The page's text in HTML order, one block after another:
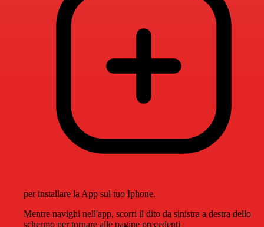
per installare la App sul tuo Iphone.
Mentre navighi nell'app, scorri il dito da sinistra a destra dello
schermo per tornare alle pagine precedenti